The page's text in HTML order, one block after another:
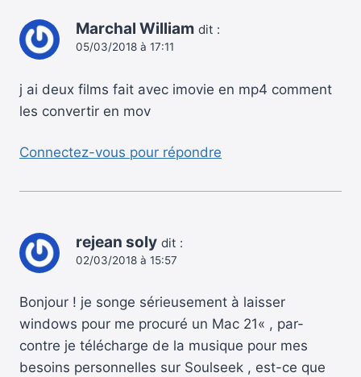
Marchal William dit :
05/03/2018 à 17:11
j ai deux films fait avec imovie en mp4 comment
les convertir en mov
Connectez-vous pour répondre
rejean soly dit :
02/03/2018 à 15:57
Bonjour ! je songe sérieusement à laisser
windows pour me procuré un Mac 21« , par-
contre je télécharge de la musique pour mes
besoins personnelles sur Soulseek , est-ce que